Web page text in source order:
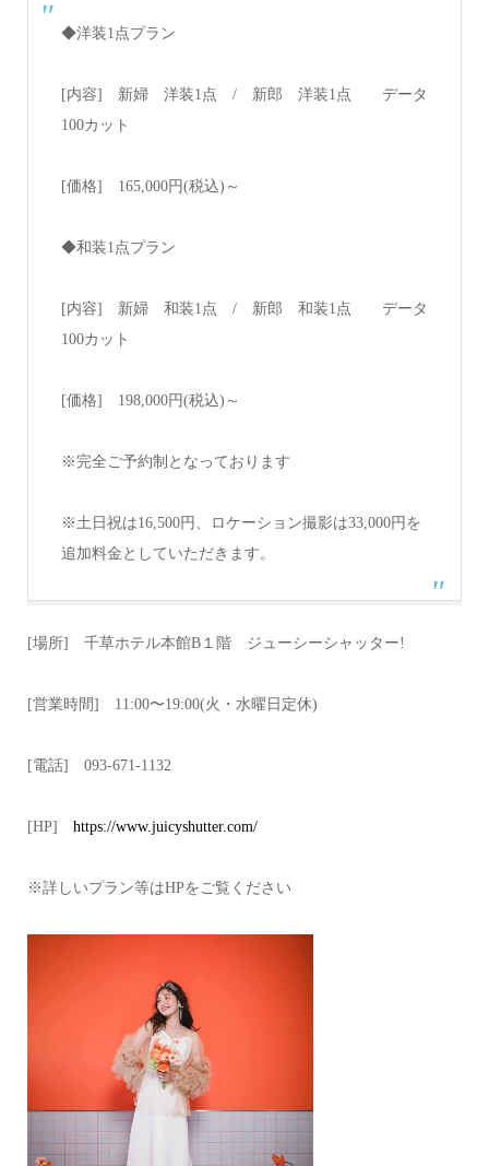
◆洋装1点プラン
[内容] 新婦 洋装1点 / 新郎 洋装1点 データ
100カット
[価格] 165,000円(税込)～
◆和装1点プラン
[内容] 新婦 和装1点 / 新郎 和装1点 データ
100カット
[価格] 198,000円(税込)～
※完全ご予約制となっております
※土日祝は16,500円、ロケーション撮影は33,000円を
追加料金としていただきます。
[場所] 千草ホテル本館B１階 ジューシーシャッター!
[営業時間] 11:00〜19:00(火・水曜日定休)
[電話] 093-671-1132
[HP] https://www.juicyshutter.com/
※詳しいプラン等はHPをご覧ください